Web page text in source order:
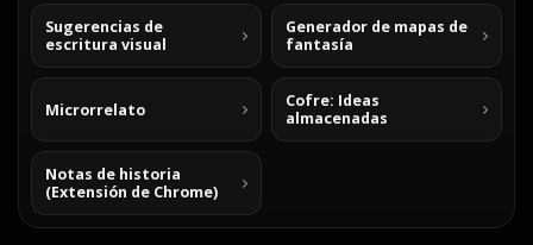
Sugerencias de
escritura visual
Generador de mapas de
fantasía
Microrrelato
Cofre: Ideas
almacenadas
Notas de historia
(Extensión de Chrome)